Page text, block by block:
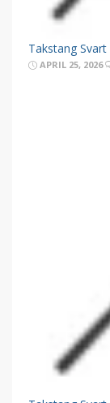
Takstang
APRIL 25, 2026